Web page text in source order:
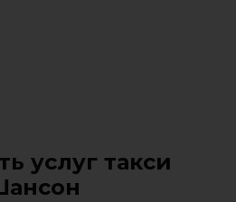
услуг такси